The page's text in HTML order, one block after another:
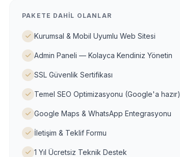
PAKETE DAHIL OLANLAR
Kurumsal & Mobil Uyumlu Web Sitesi
Admin Paneli — Kolayca Kendiniz Yönetin
SSL Güvenlik Sertifikası
Temel SEO Optimizasyonu (Google'a hazır)
Google Maps & WhatsApp Entegrasyonu
İletişim & Teklif Formu
1 Yıl Ücretsiz Teknik Destek